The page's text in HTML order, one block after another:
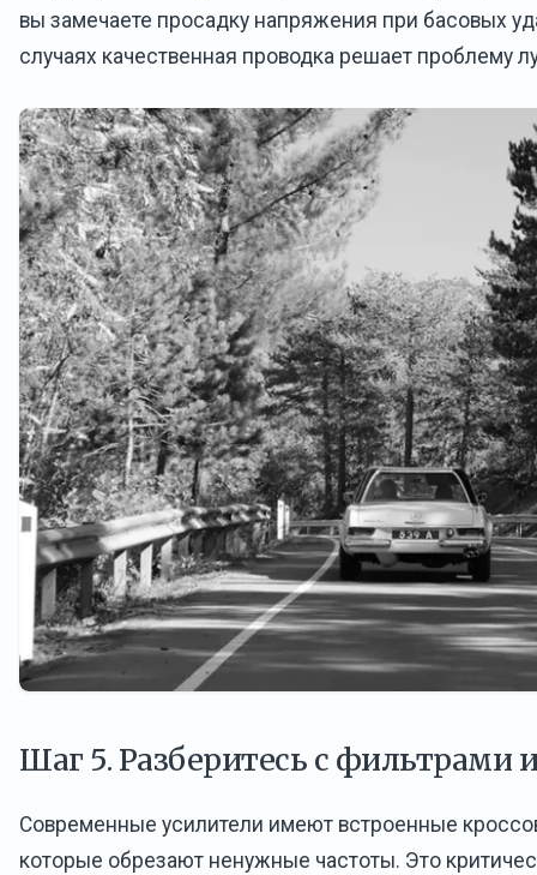
вы замечаете просадку напряжения при басовых
случаях качественная проводка решает проблему
Шаг 5. Разберитесь с фильтрами
Современные усилители имеют встроенные
которые обрезают ненужные частоты. Это